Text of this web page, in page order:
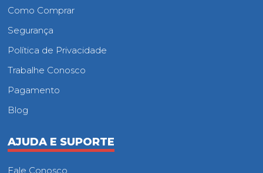
Como Comprar
Segurança
Política de Privacidade
Trabalhe Conosco
Pagamento
Blog
AJUDA E SUPORTE
Fale Conosco